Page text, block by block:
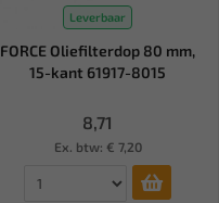
Leverbaar
FORCE Oliefilterdop 80 mm,
15-kant 61917-8015
8,71
Ex. btw: € 7,20